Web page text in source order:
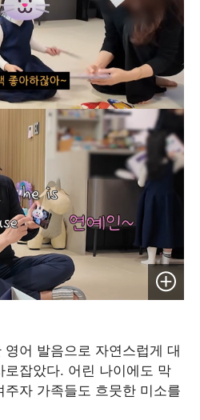
이미지
어 발음으로 자연스럽게 대
잡았다. 어린 나이에도 막
자 가족들도 흐뭇한 미소를